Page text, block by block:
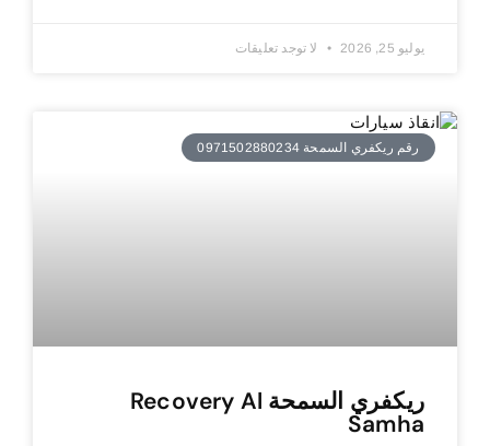
يوليو 25, 2026 لا توجد تعليقات
رقم ريكفري السمحة 0971502880234
ريكفري السمحة Recovery Al
Samha